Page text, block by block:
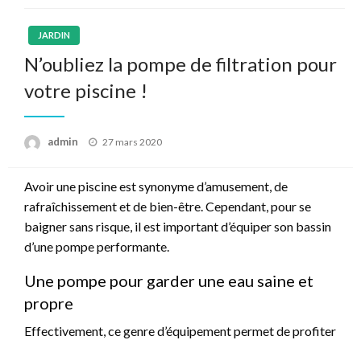
JARDIN
N’oubliez la pompe de filtration pour
votre piscine !
admin
Posted
27 mars 2020
Avoir une piscine est synonyme d’amusement, de
rafraîchissement et de bien-être. Cependant, pour se
baigner sans risque, il est important d’équiper son bassin
d’une pompe performante.
Une pompe pour garder une eau saine et
propre
Effectivement, ce genre d’équipement permet de profiter